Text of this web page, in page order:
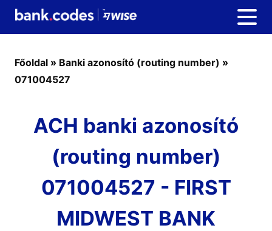
Főoldal » Banki azonosító (routing number) »
071004527
ACH banki azonosító
(routing number)
071004527 - FIRST
MIDWEST BANK